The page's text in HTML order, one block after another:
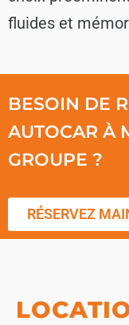
fluides et
BESOIN DE
AUTOCAR À
GROUPE ?
RÉSERVEZ